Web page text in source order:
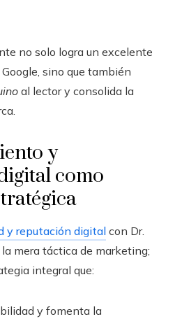
no solo logra un excelente
sino que también
al lector y consolida la
y
como
y reputación digital con Dr.
mera táctica de marketing;
integral que:
y fomenta la